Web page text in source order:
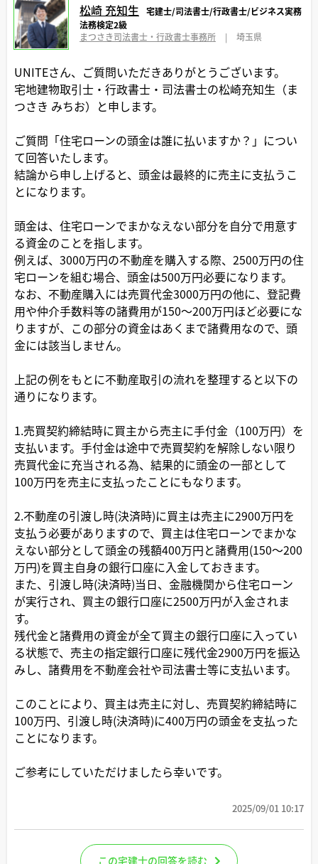
松崎 充知生
宅建士/司法書士/行政書士/ビジネス実務
法務検定2級
まつさき司法書士・行政書士事務所
| 埼玉県
UNITEさん、ご質問いただきありがとうございます。
宅地建物取引士・行政書士・司法書士の松崎充知生（ま
つさき みちお）と申します。
ご質問「住宅ローンの頭金は誰に払いますか？」につい
て回答いたします。
結論から申し上げると、頭金は最終的に売主に支払うこ
とになります。
頭金は、住宅ローンでまかなえない部分を自分で用意す
る資金のことを指します。
例えば、3000万円の不動産を購入する際、2500万円の住
宅ローンを組む場合、頭金は500万円必要になります。
なお、不動産購入には売買代金3000万円の他に、登記費
用や仲介手数料等の諸費用が150〜200万円ほど必要にな
りますが、この部分の資金はあくまで諸費用なので、頭
金には該当しません。
上記の例をもとに不動産取引の流れを整理すると以下の
通りになります。
1.売買契約締結時に買主から売主に手付金（100万円）を
支払います。手付金は途中で売買契約を解除しない限り
売買代金に充当される為、結果的に頭金の一部として
100万円を売主に支払ったことにもなります。
2.不動産の引渡し時(決済時)に買主は売主に2900万円を
支払う必要がありますので、買主は住宅ローンでまかな
えない部分として頭金の残額400万円と諸費用(150〜200
万円)を買主自身の銀行口座に入金しておきます。
また、引渡し時(決済時)当日、金融機関から住宅ローン
が実行され、買主の銀行口座に2500万円が入金されま
す。
残代金と諸費用の資金が全て買主の銀行口座に入ってい
る状態で、売主の指定銀行口座に残代金2900万円を振込
みし、諸費用を不動産会社や司法書士等に支払います。
このことにより、買主は売主に対し、売買契約締結時に
100万円、引渡し時(決済時)に400万円の頭金を支払った
ことになります。
ご参考にしていただけましたら幸いです。
2025/09/01 10:17
この宅建士の回答を読む